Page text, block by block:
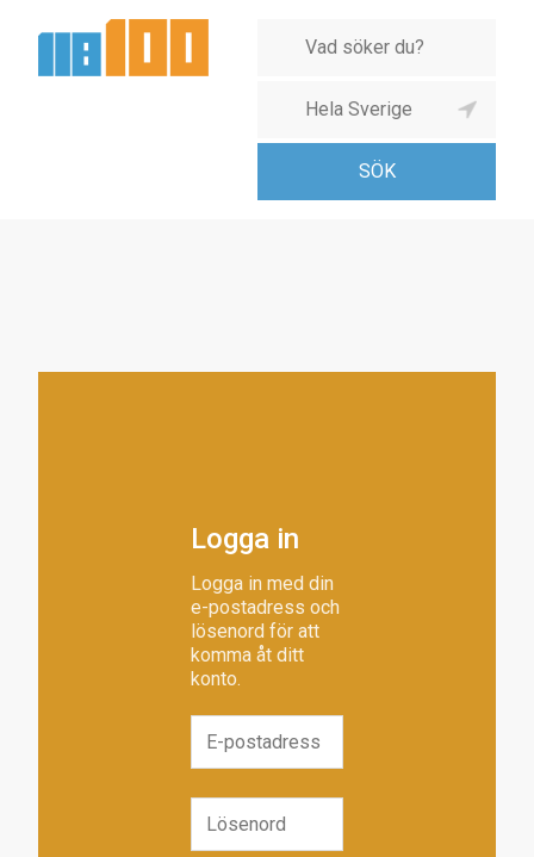
Logga in
Logga in med din
e-postadress och
lösenord för att
komma åt ditt
konto.